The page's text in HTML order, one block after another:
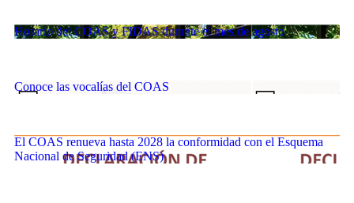
Horario del COAS y FIDAS durante el mes de agosto
Conoce las vocalías del COAS
El COAS renueva hasta 2028 la conformidad con el Esquema
Nacional de Seguridad (ENS)